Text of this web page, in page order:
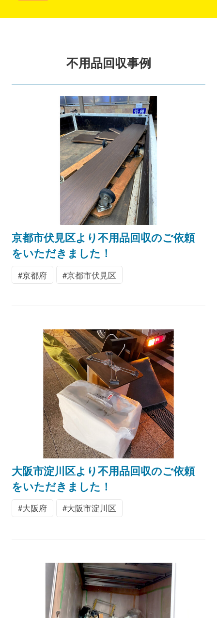
不用品回収事例
京都市伏見区より不用品回収のご依頼
をいただきました！
京都府 京都市伏見区
大阪市淀川区より不用品回収のご依頼
をいただきました！
大阪府 大阪市淀川区